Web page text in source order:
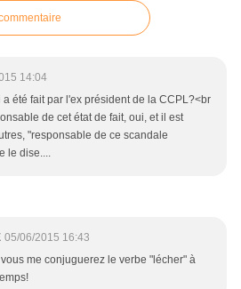
14:04
a été fait par l'ex président de la CCPL?<br
de cet état de fait, oui, et il est
"responsable de ce scandale
le dise....
05/06/2015 16:43
me conjuguerez le verbe "lécher" à